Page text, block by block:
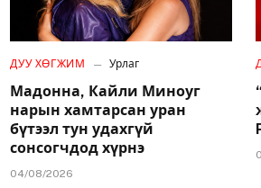
ДУУ ХӨГЖИМ Урлаг
Мадонна, Кайли Миноуг
нарын хамтарсан уран
бүтээл тун удахгүй
сонсогчдод хүрнэ
04/08/2026